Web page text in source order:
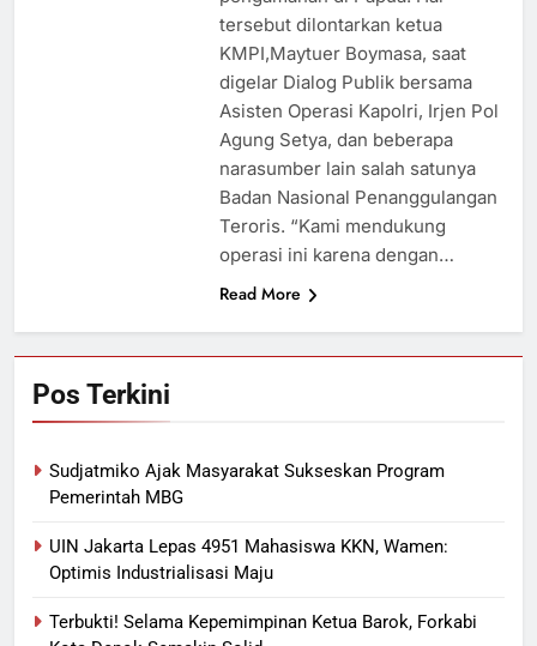
tersebut dilontarkan ketua
KMPI,Maytuer Boymasa, saat
digelar Dialog Publik bersama
Asisten Operasi Kapolri, Irjen Pol
Agung Setya, dan beberapa
narasumber lain salah satunya
Badan Nasional Penanggulangan
Teroris. “Kami mendukung
operasi ini karena dengan…
Read More
Pos Terkini
Sudjatmiko Ajak Masyarakat Sukseskan Program
Pemerintah MBG
UIN Jakarta Lepas 4951 Mahasiswa KKN, Wamen:
Optimis Industrialisasi Maju
Terbukti! Selama Kepemimpinan Ketua Barok, Forkabi